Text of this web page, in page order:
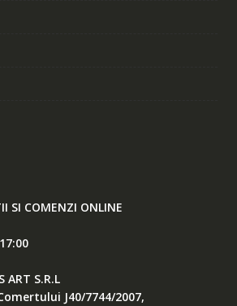
SI COMENZI ONLINE
ART S.R.L
J40/7744/2007,